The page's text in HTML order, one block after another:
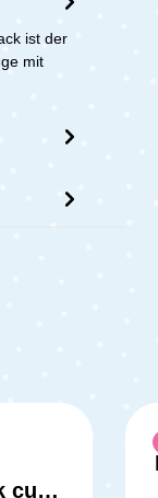
ist der
mit
cup